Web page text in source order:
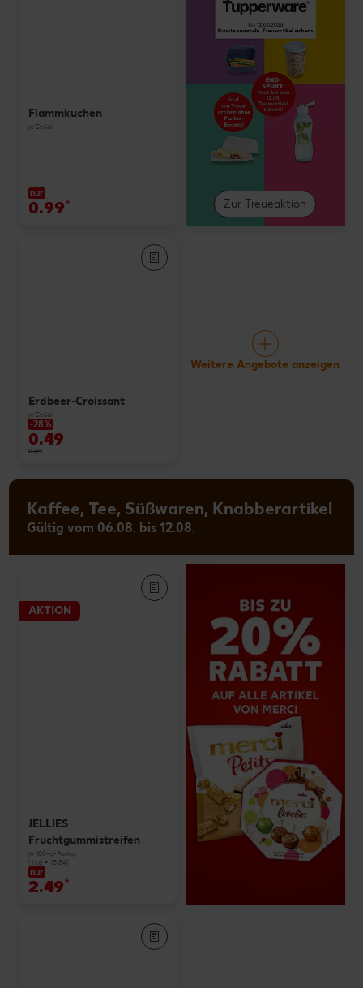
Zur Treueaktion
Flammkuchen
je Stück
nur
0.99*
Erdbeer-Croissant
je Stück
-28%
0.49
0.69
Weitere Angebote anzeigen
Kaffee, Tee, Süßwaren, Knabberartikel
Gültig vom 06.08. bis 12.08.
AKTION
JELLIES
Fruchtgummistreifen
je 180-g-Packg.
(1 kg = 13.84)
nur
2.49*